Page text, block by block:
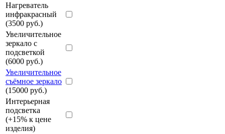
Нагреватель
инфракрасный
(3500 руб.)
Увеличительное
зеркало с
подсветкой
(6000 руб.)
Увеличительное
съёмное зеркало
(15000 руб.)
Интерьерная
подсветка
(+15% к цене
изделия)